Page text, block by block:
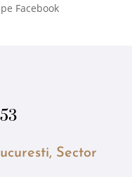
Facebook
Sector